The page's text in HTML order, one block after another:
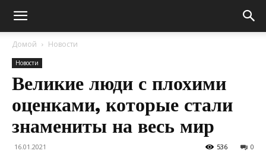
Домой Новости
Новости
Великие люди с плохими
оценками, которые стали
знамениты на весь мир
16.01.2021 0
536